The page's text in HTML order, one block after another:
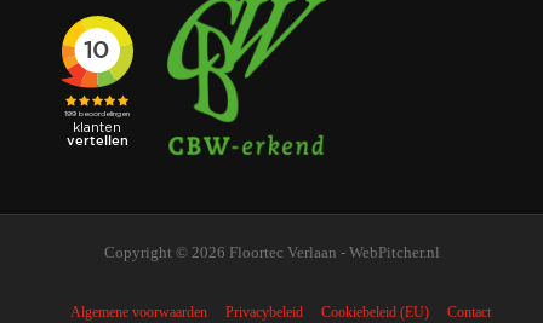
Copyright © 2026 Floortec Verlaan - WebPitcher.nl
Algemene voorwaarden Privacybeleid Cookiebeleid (EU) Contact